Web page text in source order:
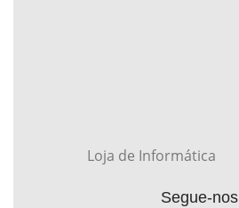
Loja de Informática
Segue-nos